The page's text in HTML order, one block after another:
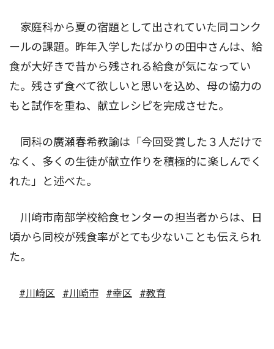
家庭科から夏の宿題として出されていた同コンク
ールの課題。昨年入学したばかりの田中さんは、給
食が大好きで昔から残される給食が気になってい
た。残さず食べて欲しいと思いを込め、母の協力の
もと試作を重ね、献立レシピを完成させた。
同科の廣瀬春希教諭は「今回受賞した３人だけで
なく、多くの生徒が献立作りを積極的に楽しんでく
れた」と述べた。
川崎市南部学校給食センターの担当者からは、日
頃から同校が残食率がとても少ないことも伝えられ
た。
#川崎区 #川崎市 #幸区 #教育